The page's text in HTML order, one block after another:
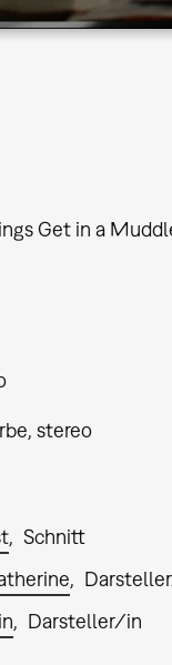
Get in a
stereo
Schnitt
Darsteller/in